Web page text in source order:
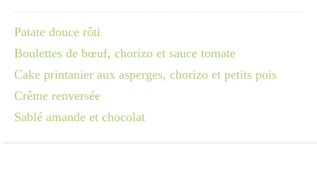
Patate douce rôti
Boulettes de bœuf, chorizo et sauce tomate
Cake printanier aux asperges, chorizo et petits pois
Crême renversée
Sablé amande et chocolat